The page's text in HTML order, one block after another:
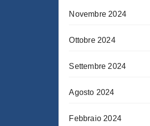
Novembre 2024
Ottobre 2024
Settembre 2024
Agosto 2024
Febbraio 2024